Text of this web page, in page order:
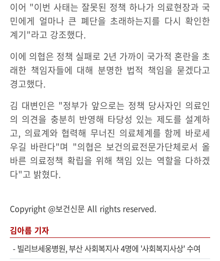
이어 "이번 사태는 잘못된 정책 하나가 의료현장과 국
민에게 얼마나 큰 폐단을 초래하는지를 다시 확인한
계기"라고 강조했다.
이에 의협은 정책 실패로 2년 가까이 국가적 혼란을 초
래한 책임자들에 대해 분명한 법적 책임을 묻겠다고
경고했다.
김 대변인은 "정부가 앞으로는 정책 당사자인 의료인
의 의견을 충분히 반영해 타당성 있는 제도를 설계하
고, 의료계와 협력해 무너진 의료체계를 함께 바로세
우길 바란다"며 "의협은 보건의료전문가단체로서 올
바른 의료정책 확립을 위해 책임 있는 역할을 다하겠
다"고 밝혔다.
Copyright @보건신문 All rights reserved.
김아름 기자
- 빌리브세웅병원, 부산 사회복지사 4명에 '사회복지사상' 수여